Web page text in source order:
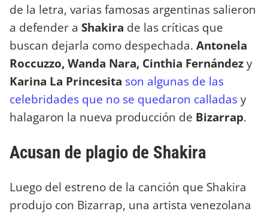
de la letra, varias famosas argentinas salieron
a defender a Shakira de las críticas que
buscan dejarla como despechada. Antonela
Roccuzzo, Wanda Nara, Cinthia Fernándezy
Karina La Princesita son algunas de las
celebridades que no se quedaron calladasy
halagaron la nueva producción de Bizarrap.
Acusan de plagio de Shakira
Luego del estreno de la canción que Shakira
produjo con Bizarrap, una artista venezolana